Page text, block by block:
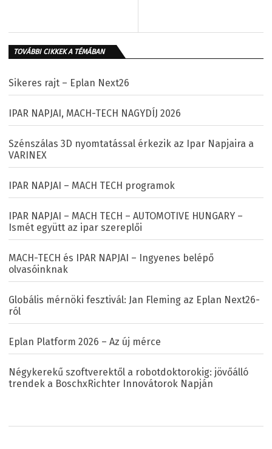
TOVÁBBI CIKKEK A TÉMÁBAN
Sikeres rajt – Eplan Next26
IPAR NAPJAI, MACH-TECH NAGYDÍJ 2026
Szénszálas 3D nyomtatással érkezik az Ipar Napjaira a
VARINEX
IPAR NAPJAI – MACH TECH programok
IPAR NAPJAI – MACH TECH – AUTOMOTIVE HUNGARY –
Ismét együtt az ipar szereplői
MACH-TECH és IPAR NAPJAI – Ingyenes belépő
olvasóinknak
Globális mérnöki fesztivál: Jan Fleming az Eplan Next26-
ról
Eplan Platform 2026 – Az új mérce
Négykerekű szoftverektől a robotdoktorokig: jövőálló
trendek a BoschxRichter Innovátorok Napján